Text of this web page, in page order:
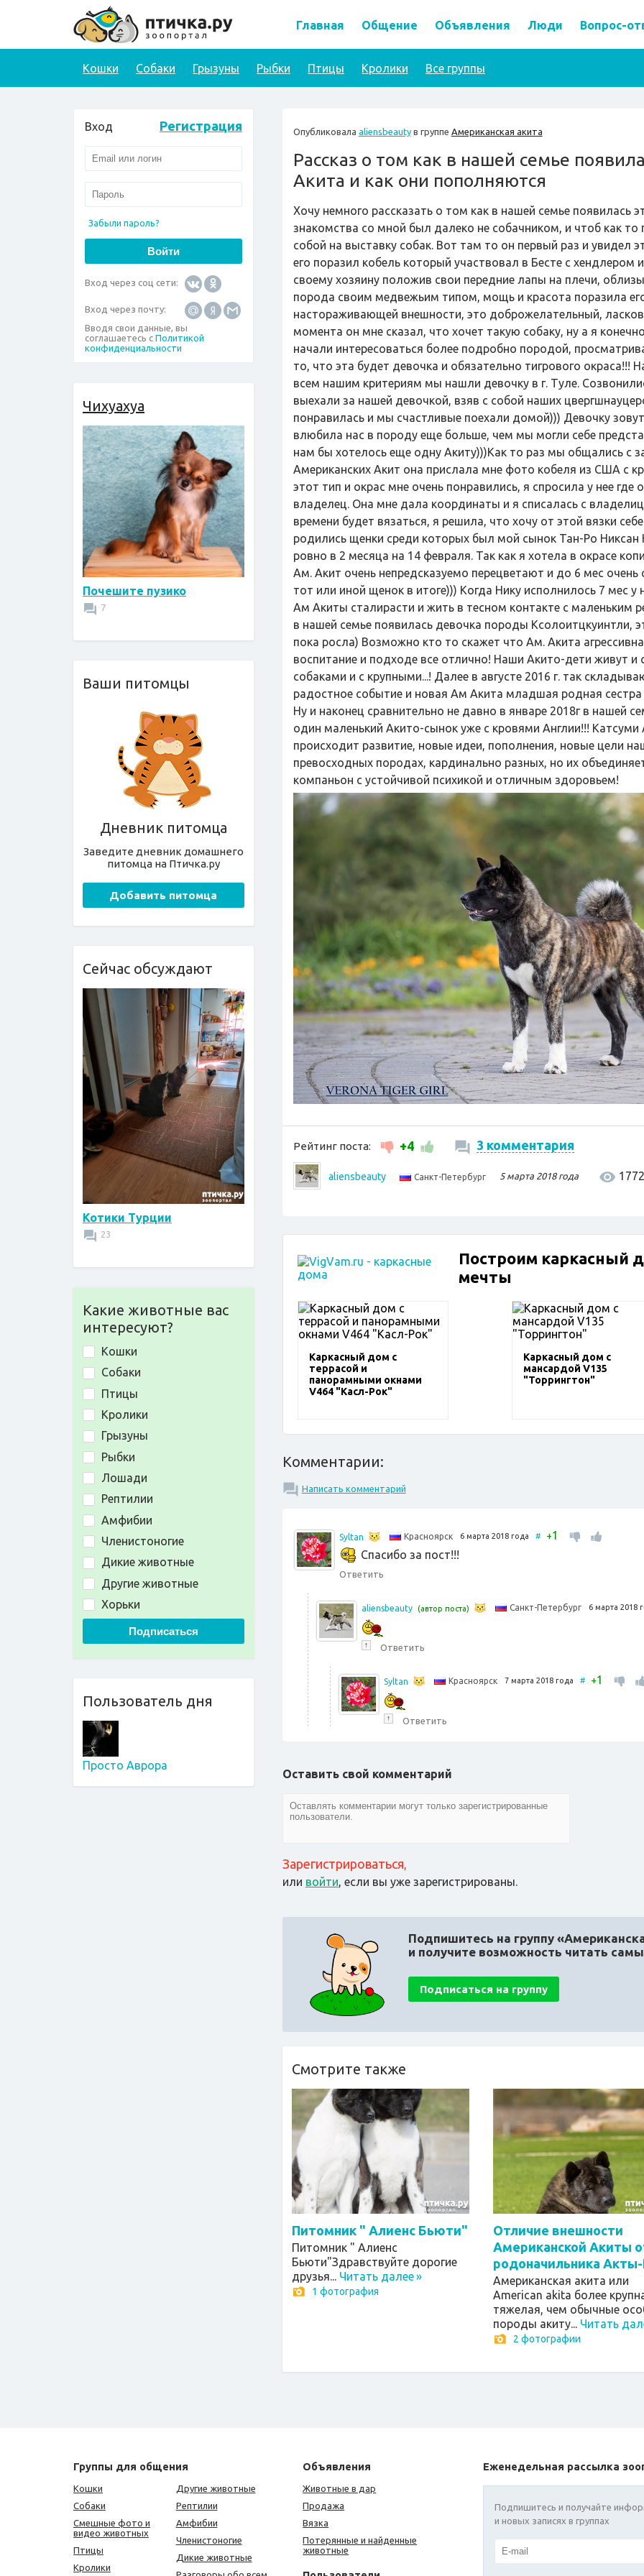
Главная Общение Объявления Люди Вопрос-
Кошки Собаки Грызуны Рыбки Птицы Кролики Все группы
Вход Регистрация
Забыли пароль?
Вход через соц сети:
Вход через почту:
Вводя свои данные, вы
соглашаетесь с Политикой
конфиденциальности
Чихуахуа
Почешите пузико
7
Ваши питомцы
Дневник питомца
Заведите дневник домашнего
питомца на Птичка.ру
Добавить питомца
Сейчас обсуждают
Котики Турции
23
Какие животные вас
интересуют?
Кошки
Собаки
Птицы
Кролики
Грызуны
Рыбки
Лошади
Рептилии
Амфибии
Членистоногие
Дикие животные
Другие животные
Хорьки
Подписаться
Пользователь дня
Просто Аврора
Опубликовала aliensbeautyв группе Американская акита
Рассказ о том как в нашей семье
Акита и как они пополняются
Хочу немного рассказать о том как в нашей семье
знакомства со мной был далеко не собачником, и чтоб как то
собой на выставку собак. Вот там то он первый раз и увидел
его поразил кобель который участвовал в Бесте с хендлером
своему хозяину положив свои передние лапы на плечи,
порода своим медвежьим типом, мощь и красота поразила
настораживающей внешности, это доброжелательный,
момента он мне сказал, что хочет такую собаку, ну а я
начали интересоваться более подробно породой,
то, что эта будет девочка и обязательно тигрового
всем нашим критериям мы нашли девочку в г. Туле.
выехали за нашей девочкой, взяв с собой наших
понравилась и мы счастливые поехали домой))) Девочку
влюбила нас в породу еще больше, чем мы могли себе
нам бы хотелось еще одну Акиту)))Как то раз мы общались с
Американских Акит она прислала мне фото кобеля из США с
этот тип и окрас мне очень понравились, я спросила у нее
владелец. Она мне дала координаты и я списалась с
времени будет вязаться, я решила, что хочу от этой вязки
родились щенки среди которых был мой сынок Тан-Ро Никсан
ровно в 2 месяца на 14 февраля. Так как я хотела в окрасе
Ам. Акит очень непредсказуемо перецветают и до 6 мес
тот или иной щенок в итоге))) Когда Нику исполнилось 7 мес
Ам Акиты сталирасти и жить в тесном контакте с маленьким
в нашей семье появилась девочка породы Ксолоитцкуинтли,
пока росла) Возможно кто то скажет что Ам. Акита
воспитание и подходе все отлично! Наши Акито-дети живут и
собаками и с крупными...! Далее в августе 2016 г. так
радостное событие и новая Ам Акита младшая родная
Ну и наконец сравнительно не давно в январе 2018г в нашей
один маленький Акито-сынок уже с кровями Англии!!!
происходит развитие, новые идеи, пополнения, новые цели
превосходных породах, кардинально разных, но их
компаньон с устойчивой психикой и отличным здоровьем!
Рейтинг поста: +4 3 комментария
aliensbeauty Санкт-Петербург 5 марта 2018 года 1772
Построим каркасный
мечты
Каркасный дом с
террасой и
панорамными окнами
V464 "Касл-Рок"
Каркасный дом с
мансардой V135
"Торрингтон"
Комментарии:
Написать комментарий
Syltan Красноярск 6 марта 2018 года # +1
Спасибо за пост!!!
Ответить
aliensbeauty (автор поста) Санкт-Петербург 6 марта 2018
↑ Ответить
Syltan Красноярск 7 марта 2018 года # +1
↑ Ответить
Оставить свой комментарий
Зарегистрироваться,
или войти, если вы уже зарегистрированы.
Подпишитесь на группу
и получите возможность читать
Подписаться на группу
Смотрите также
Питомник " Алиенс Бьюти"
Питомник " Алиенс
Бьюти"Здравствуйте дорогие
друзья... Читать далее»
1 фотография
Отличие внешности
Американской Акиты
родоначильника
Американская акита или
American akita более
тяжелая, чем обычные
породы акиту... Читать
2 фотографии
Группы для общения
Кошки
Собаки
Смешные фото и
видео животных
Птицы
Кролики
Другие животные
Рептилии
Амфибии
Членистоногие
Дикие животные
Объявления
Животные в дар
Продажа
Вязка
Потерянные и найденные
животные
Еженедельная рассылка
Подпишитесь и получайте
и новых записях в группах